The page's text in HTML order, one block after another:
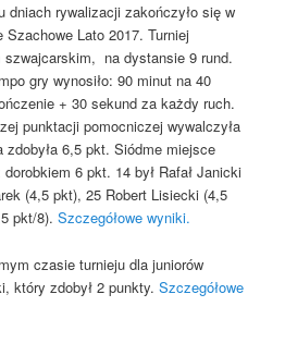
dniach rywalizacji zakończyło się w
Szachowe Lato 2017. Turniej
szwajcarskim, na dystansie 9 rund.
gry wynosiło: 90 minut na 40
+ 30 sekund za każdy ruch.
punktacji pomocniczej wywalczyła
zdobyła 6,5 pkt. Siódme miejsce
6 pkt. 14 był Rafał Janicki
(4,5 pkt), 25 Robert Lisiecki (4,5
pkt/8).Szczegółowe wyniki.
czasie turnieju dla juniorów
który zdobył 2 punkty.Szczegółowe